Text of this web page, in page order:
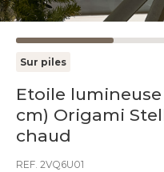
Sur piles
Etoile
cm) Origami
chaud
REF. 2VQ6U01